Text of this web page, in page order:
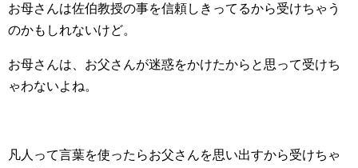
お母さんは佐伯教授の事を信頼しきってるから受けちゃう
のかもしれないけど。
お母さんは、お父さんが迷惑をかけたからと思って受けち
ゃわないよね。
凡人って言葉を使ったらお父さんを思い出すから受けちゃ